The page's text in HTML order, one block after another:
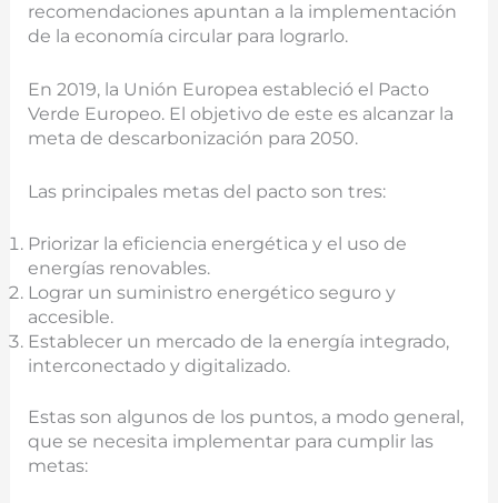
recomendaciones apuntan a la implementación
de la economía circular para lograrlo.
En 2019, la Unión Europea estableció el Pacto
Verde Europeo. El objetivo de este es alcanzar la
meta de descarbonización para 2050.
Las principales metas del pacto son tres:
Priorizar la eficiencia energética y el uso de
energías renovables.
Lograr un suministro energético seguro y
accesible.
Establecer un mercado de la energía integrado,
interconectado y digitalizado.
Estas son algunos de los puntos, a modo general,
que se necesita implementar para cumplir las
metas: